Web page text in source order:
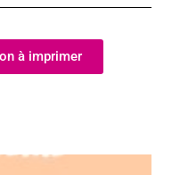
à imprimer